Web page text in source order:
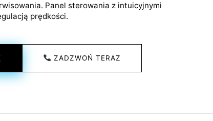
Panel sterowania z intuicyjnymi
prędkości.
ZADZWOŃ TERAZ